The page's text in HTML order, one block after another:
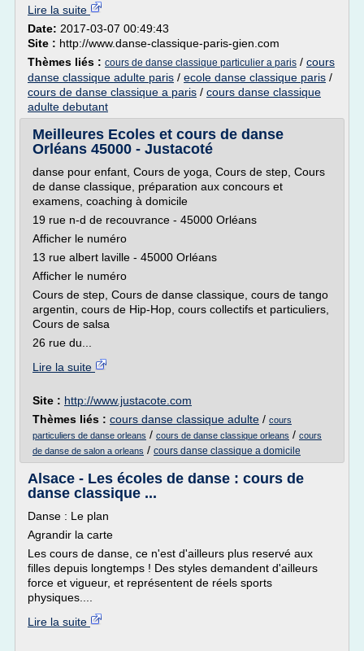
Lire la suite
Date: 2017-03-07 00:49:43
Site : http://www.danse-classique-paris-gien.com
Thèmes liés : cours de danse classique particulier a paris / cours
danse classique adulte paris / ecole danse classique paris /
cours de danse classique a paris / cours danse classique
adulte debutant
Meilleures Ecoles et cours de danse
Orléans 45000 - Justacoté
danse pour enfant, Cours de yoga, Cours de step, Cours
de danse classique, préparation aux concours et
examens, coaching à domicile
19 rue n-d de recouvrance - 45000 Orléans
Afficher le numéro
13 rue albert laville - 45000 Orléans
Afficher le numéro
Cours de step, Cours de danse classique, cours de tango
argentin, cours de Hip-Hop, cours collectifs et particuliers,
Cours de salsa
26 rue du...
Lire la suite
Site : http://www.justacote.com
Thèmes liés : cours danse classique adulte / cours
particuliers de danse orleans / cours de danse classique orleans / cours
de danse de salon a orleans / cours danse classique a domicile
Alsace - Les écoles de danse : cours de
danse classique ...
Danse : Le plan
Agrandir la carte
Les cours de danse, ce n'est d'ailleurs plus reservé aux
filles depuis longtemps ! Des styles demandent d'ailleurs
force et vigueur, et représentent de réels sports
physiques....
Lire la suite